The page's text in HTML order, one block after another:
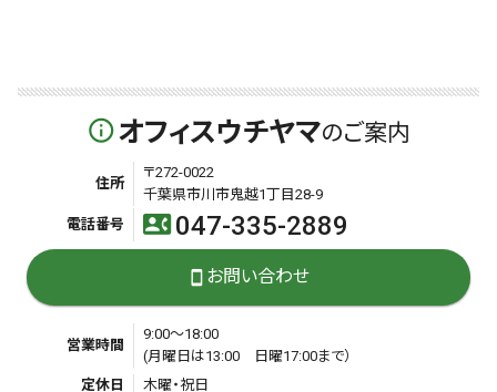
info_outlineオフィスウチヤマのご案内
住所
〒272-0022
千葉県市川市鬼越1丁目28-9
電話番号
contact_phone 047-335-2889
smartphone お問い合わせ
営業時間
9:00～18:00
(月曜日は13:00 日曜17:00まで）
定休日
木曜・祝日